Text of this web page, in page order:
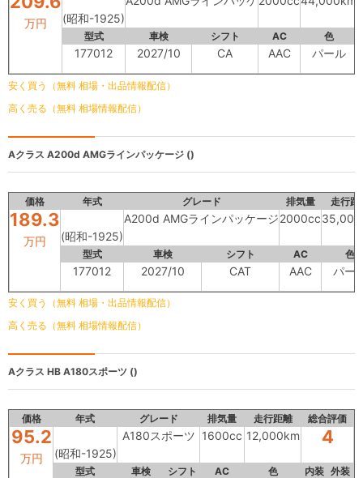
万円 (昭和-1925)
型式 車検 シフト AC 色
177012 2027/10 CA AAC パール
安く買う（無料 相場・出品情報配信）
高く売る（無料 相場情報配信）
Aクラス A200d AMGラインパッケージ ()
価格 年式 グレード 排気量 走行距
189.3
万円 (昭和-1925)
A200d AMGラインパッケージ2000cc
型式 車検 シフト AC 色
177012 2027/10 CAT AAC パー
安く買う（無料 相場・出品情報配信）
高く売る（無料 相場情報配信）
Aクラス HB A180スポーツ ()
価格 年式 グレード 排気量 走行距離 総合評価
95.2
万円 (昭和-1925)
A180スポーツ 1600cc 12,000km 4
型式 車検 シフト AC 色 内装 外装